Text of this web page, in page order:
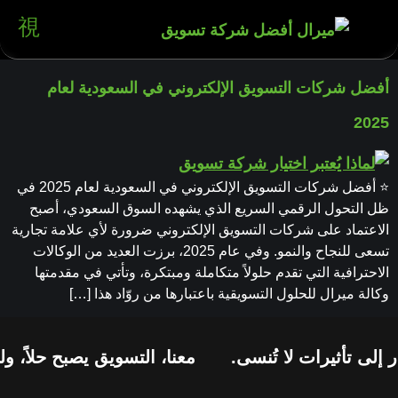
أفضل شركات التسويق الإلكتروني في السعودية لعام
2025
⭐ أفضل شركات التسويق الإلكتروني في السعودية لعام 2025 في
ظل التحول الرقمي السريع الذي يشهده السوق السعودي، أصبح
الاعتماد على شركات التسويق الإلكتروني ضرورة لأي علامة تجارية
تسعى للنجاح والنمو. وفي عام 2025، برزت العديد من الوكالات
الاحترافية التي تقدم حلولاً متكاملة ومبتكرة، وتأتي في مقدمتها
وكالة ميرال للحلول التسويقية باعتبارها من روّاد هذا […]
معنا، التسويق يصبح حلاً، تأثيرات لا تُنسى.